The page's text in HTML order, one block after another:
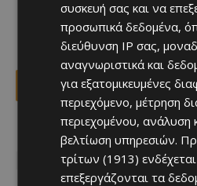
Facebook X
Top ΕΘΝΙΚΗ ΒΡΑΖΙΛΙΑΣ
ΜΟΥΝΤΙΑΛ 2026 ΝΕΪΜΑΡ
συσκευή σας και να
προσωπικά δεδομένα,
διεύθυνση IP σας,
αναγνωριστικά και
για εξατομικευμένες
περιεχόμενο, μέτρηση
περιεχομένου, ανάλυση
βελτίωση υπηρεσιών.
τρίτων (1913)
επεξεργάζονται τα